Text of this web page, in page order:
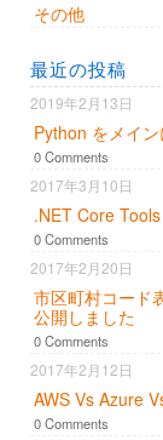
その他
最近の投稿
2019年2月13日
Python をメイ
0 Comments
2017年3月10日
.NET Core
0 Comments
2017年2月20日
市区町村コード
公開しました
0 Comments
2017年2月12日
AWS Vs Azure
0 Comments